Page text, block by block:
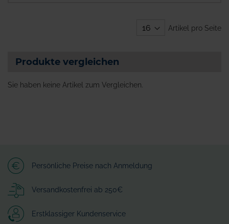
Artikel pro Seite
Produkte vergleichen
Sie haben keine Artikel zum Vergleichen.
Persönliche Preise nach Anmeldung
Versandkostenfrei ab 250€
Erstklassiger Kundenservice